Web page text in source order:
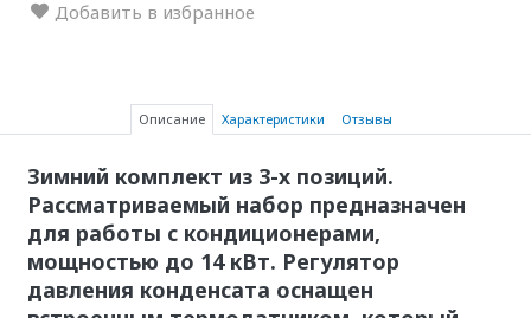
Добавить в избранное
Описание Характеристики Отзывы
Зимний комплект из 3-х позиций.
Рассматриваемый набор предназначен
для работы с кондиционерами,
мощностью до 14 кВт. Регулятор
давления конденсата оснащен